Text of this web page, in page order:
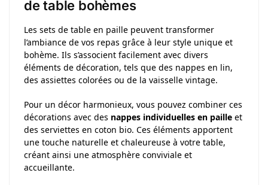
de table bohèmes
Les sets de table en paille peuvent transformer
l’ambiance de vos repas grâce à leur style unique et
bohème. Ils s’associent facilement avec divers
éléments de décoration, tels que des nappes en lin,
des assiettes colorées ou de la vaisselle vintage.
Pour un décor harmonieux, vous pouvez combiner ces
décorations avec des nappes individuelles en paille et
des serviettes en coton bio. Ces éléments apportent
une touche naturelle et chaleureuse à votre table,
créant ainsi une atmosphère conviviale et
accueillante.